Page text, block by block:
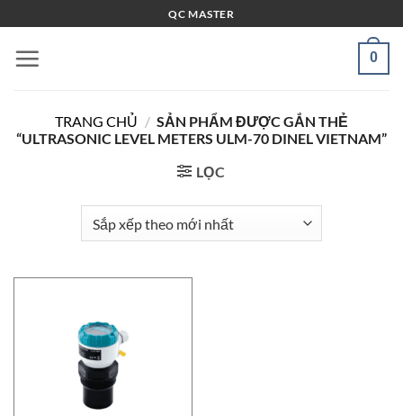
qua
nội
QC MASTER
0
TRANG CHỦ / SẢN PHẨM ĐƯỢC GẮN THẺ
“ULTRASONIC LEVEL METERS ULM-70 DINEL VIETNAM”
LỌC